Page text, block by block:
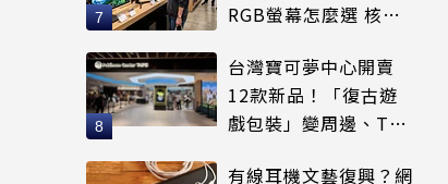
RGB螢幕怎麼選 核心
台灣寶可夢中心開賣
12款新品！「復古遊
戲包裝」變周邊、T恤
有線耳機文藝復興？網